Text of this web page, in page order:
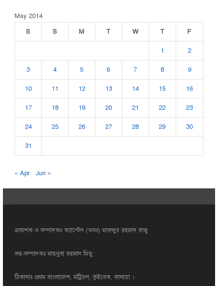
May 2014
S
S M T W T F
1 2
3 4 5 6 7 8 9
10 11 12 13 14 15 16
17 18 19 20 21 22 23
24 25 26 27 28 29 30
31
« Apr Jun »
প্রকাশক ও সম্পাদকঃ ক্যাপ্টেন (অবঃ) মারুফুর রহমান রাজু
সহ-সম্পাদকঃ মাহবুবা রহমান মিতু
ঠিকানাঃ প্রথম বাংলাদেশ, মট্রিয়ল, কুইবেক, কানাডা ।